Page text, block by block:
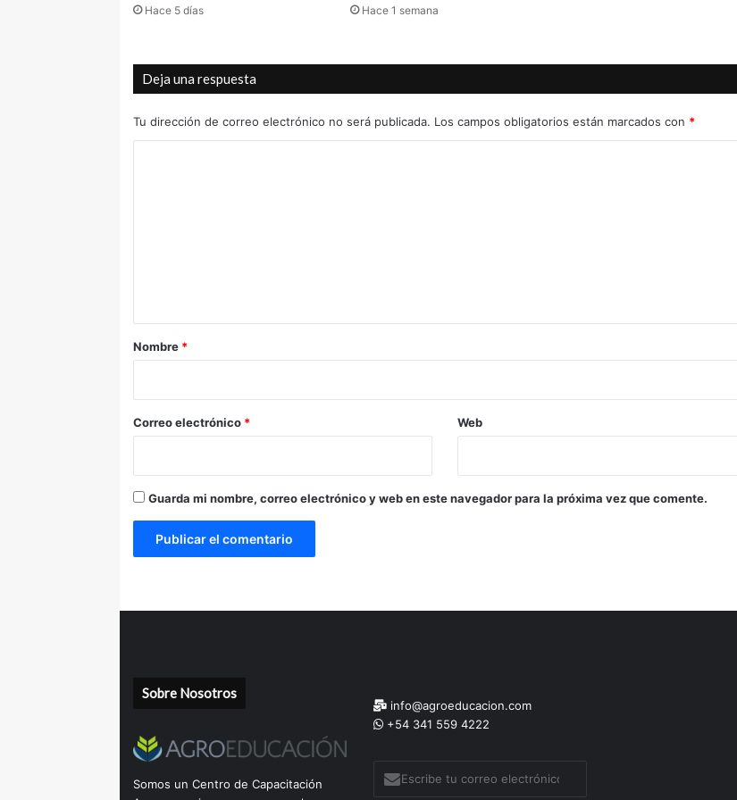
Hace 5 días Hace 1 semana
Deja una respuesta
Tu dirección de correo electrónico no será publicada. Los campos obligatorios están marcados con *
r
*
Nombre *
Correo electrónico * Web
Guarda mi nombre, correo electrónico y web en este navegador para la próxima vez que comente.
Sobre Nosotros
Somos un Centro de Capacitación
info@agroeducacion.com
+54 341 559 4222
tu